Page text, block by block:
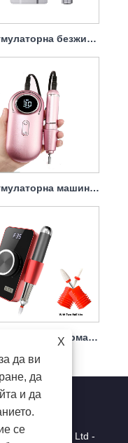
Акумулаторна безжична бормашина за нокти Мощна 45w 40000rpm
X
да ви
да
и да
се
Co., Ltd -